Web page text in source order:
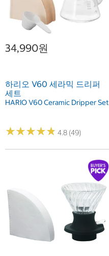
34,990원
하리오 V60 세라믹 드리퍼
세트
HARIO V60 Ceramic Dripper Set
★★★★★
★★★★★ 4.8 (49)